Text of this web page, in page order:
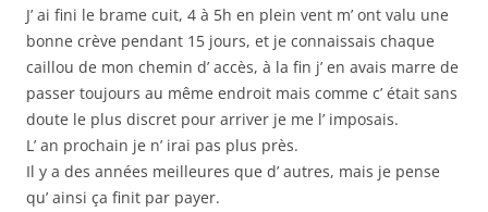
J’ ai fini le brame cuit, 4 à 5h en plein vent m’ ont valu une
bonne crève pendant 15 jours, et je connaissais chaque
caillou de mon chemin d’ accès, à la fin j’ en avais marre de
passer toujours au même endroit mais comme c’ était sans
doute le plus discret pour arriver je me l’ imposais.
L’ an prochain je n’ irai pas plus près.
Il y a des années meilleures que d’ autres, mais je pense
qu’ ainsi ça finit par payer.